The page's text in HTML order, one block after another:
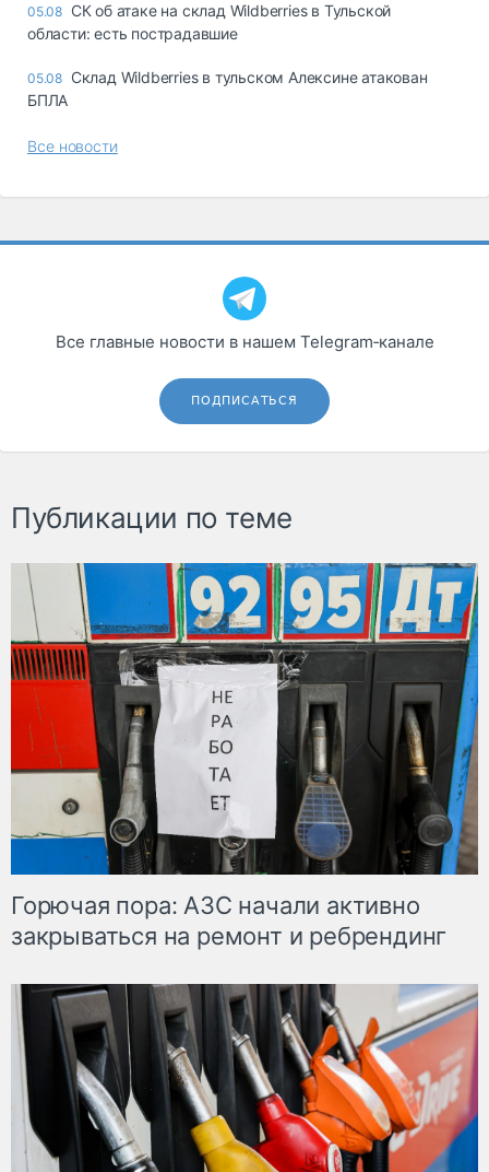
05.08 СК об атаке на склад Wildberries в Тульской
области: есть пострадавшие
05.08 Склад Wildberries в тульском Алексине атакован
БПЛА
Все новости
Все главные новости в нашем Telegram‑канале
ПОДПИСАТЬСЯ
Публикации по теме
Горючая пора: АЗС начали активно
закрываться на ремонт и ребрендинг